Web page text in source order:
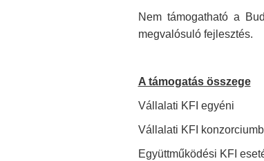
Nem támogatható a
megvalósuló fejlesztés.
A támogatás összege
Vállalati KFI
Vállalati KFI
Együttműködési KFI